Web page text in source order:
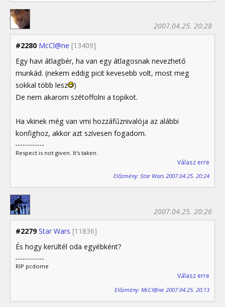
#2280 McCl@ne [13409]
2007.04.25. 20:28
Egy havi átlagbér, ha van egy átlagosnak nevezhető
munkád. (nekem eddig picit kevesebb volt, most meg
sokkal több lesz
)
De nem akarom szétoffolni a topikot.
Ha vkinek még van vmi hozzáfűznivalója az alábbi
konfighoz, akkor azt szívesen fogadom.
Respect is not given. It's taken.
Válasz erre
Előzmény: Star Wars 2007.04.25. 20:24
#2279 Star Wars [11836]
2007.04.25. 20:26
És hogy kerültél oda egyébként?
RIP pcdome
Válasz erre
Előzmény: McCl@ne 2007.04.25. 20:13